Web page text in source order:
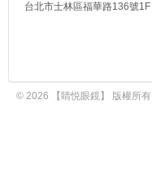
台北市士林區福華路136號1F
© 2026 【睛悦眼鏡】 版權所有